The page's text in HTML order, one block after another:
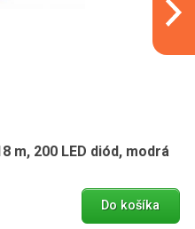
m, 200 LED diód, modrá
Do košíka